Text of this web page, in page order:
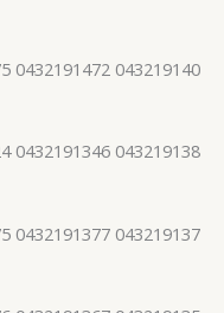
0432191472 043219140
0432191346 043219138
0432191377 043219137